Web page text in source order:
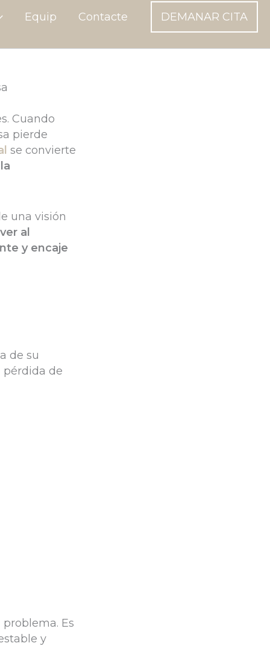
Equip Contacte DEMANAR CITA
Cuando
pierde
se convierte
una visión
al
y encaje
de su
pérdida de
Es
y